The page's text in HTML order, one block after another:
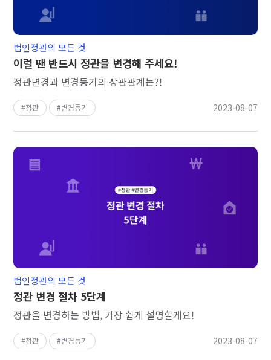
이럴 땐 반드시 정관을 변경해 주세요!
정관변경과 변경등기의 상관관계는?!
법인정관의 모든 것
정관 변경등기 2023-08-07
정관 변경 절차 5단계
정관을 변경하는 방법, 가장 쉽게 설명할게요!
법인정관의 모든 것
정관 변경등기 2023-08-07